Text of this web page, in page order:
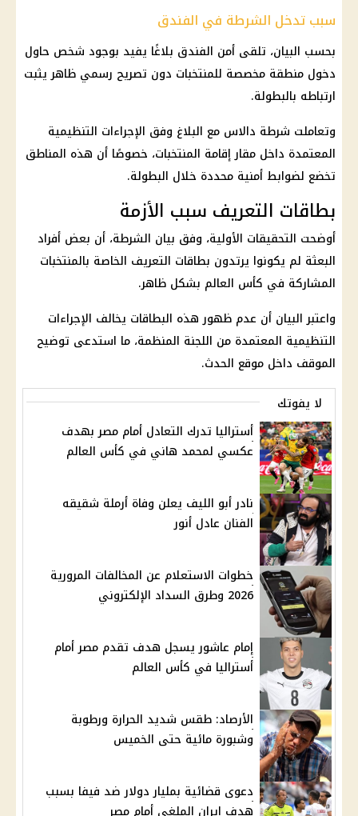
سبب تدخل الشرطة في الفندق
بحسب البيان، تلقى أمن الفندق بلاغًا يفيد بوجود شخص حاول
دخول منطقة مخصصة للمنتخبات دون تصريح رسمي ظاهر يثبت
ارتباطه بالبطولة.
وتعاملت شرطة دالاس مع البلاغ وفق الإجراءات التنظيمية
المعتمدة داخل مقار إقامة المنتخبات، خصوصًا أن هذه المناطق
تخضع لضوابط أمنية محددة خلال البطولة.
بطاقات التعريف سبب الأزمة
أوضحت التحقيقات الأولية، وفق بيان الشرطة، أن بعض أفراد
البعثة لم يكونوا يرتدون بطاقات التعريف الخاصة بالمنتخبات
المشاركة في كأس العالم بشكل ظاهر.
واعتبر البيان أن عدم ظهور هذه البطاقات يخالف الإجراءات
التنظيمية المعتمدة من اللجنة المنظمة، ما استدعى توضيح
الموقف داخل موقع الحدث.
لا يفوتك
أستراليا تدرك التعادل أمام مصر بهدف
عكسي لمحمد هاني في كأس العالم
نادر أبو الليف يعلن وفاة أرملة شقيقه
الفنان عادل أنور
خطوات الاستعلام عن المخالفات المرورية
2026 وطرق السداد الإلكتروني
إمام عاشور يسجل هدف تقدم مصر أمام
أستراليا في كأس العالم
الأرصاد: طقس شديد الحرارة ورطوبة
وشبورة مائية حتى الخميس
دعوى قضائية بمليار دولار ضد فيفا بسبب
هدف إيران الملغي أمام مصر